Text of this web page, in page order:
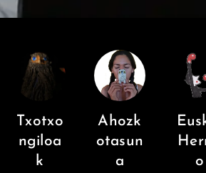
Txotxo
ngiloa
k
Ahozk
otasun
a
o